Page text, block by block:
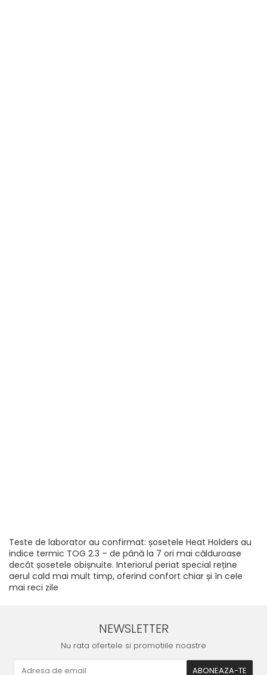
Teste de laborator au confirmat: șosetele Heat Holders au
indice termic TOG 2.3 – de până la 7 ori mai călduroase
decât șosetele obișnuite. Interiorul periat special reține
aerul cald mai mult timp, oferind confort chiar și în cele
mai reci zile
NEWSLETTER
Nu rata ofertele si promotiile noastre